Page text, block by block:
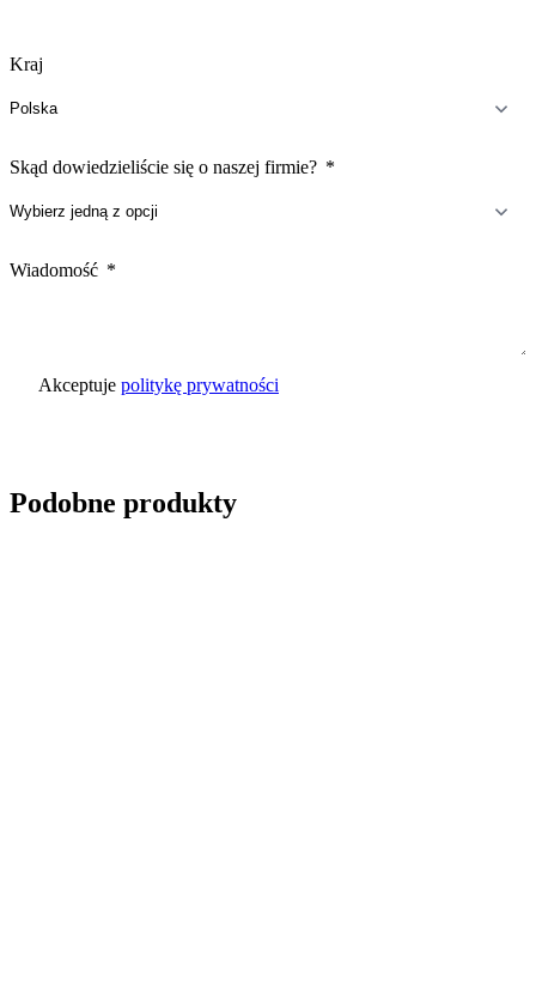
Kraj
Skąd dowiedzieliście się o naszej firmie?
Wiadomość
Akceptuje politykę prywatności
Podobne produkty